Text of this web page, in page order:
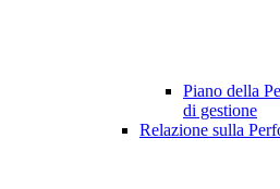
Piano della
di gestione
Relazione sulla